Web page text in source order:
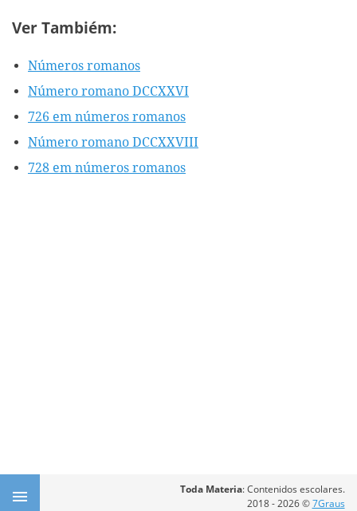
Ver Tambiém:
Números romanos
Número romano DCCXXVI
726 em números romanos
Número romano DCCXXVIII
728 em números romanos
Toda Materia: Contenidos escolares.
2018 - 2026 ©7Graus